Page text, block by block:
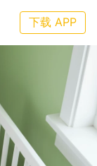
下载 APP